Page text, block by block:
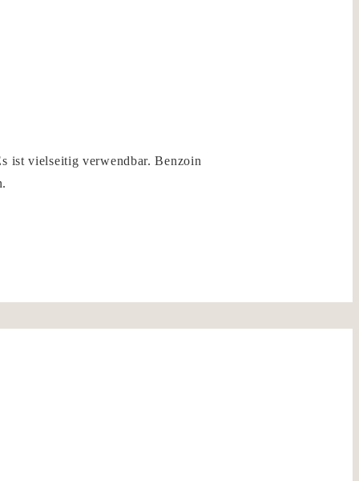
ist vielseitig verwendbar. Benzoin